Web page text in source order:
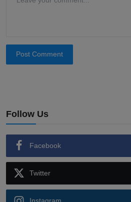
Post Comment
Follow Us
Facebook
Twitter